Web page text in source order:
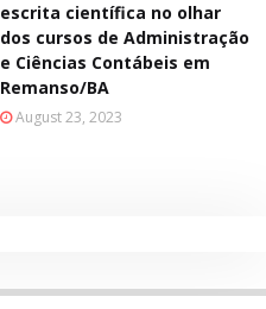
escrita científica no olhar
dos cursos de Administração
e Ciências Contábeis em
Remanso/BA
August 23, 2023